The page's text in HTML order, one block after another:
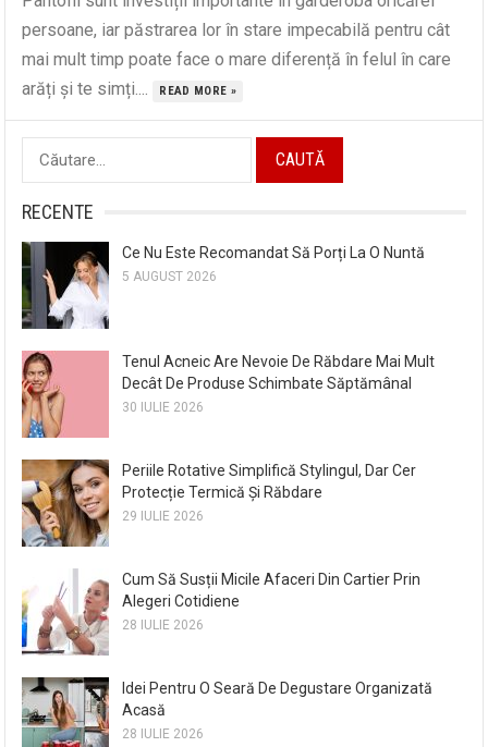
persoane, iar păstrarea lor în stare impecabilă pentru cât
mai mult timp poate face o mare diferență în felul în care
arăți și te simți....
READ MORE »
Caută
după:
RECENTE
Ce Nu Este Recomandat Să Porți La O Nuntă
5 AUGUST 2026
Tenul Acneic Are Nevoie De Răbdare Mai Mult
Decât De Produse Schimbate Săptămânal
30 IULIE 2026
Periile Rotative Simplifică Stylingul, Dar Cer
Protecție Termică Și Răbdare
29 IULIE 2026
Cum Să Susții Micile Afaceri Din Cartier Prin
Alegeri Cotidiene
28 IULIE 2026
Idei Pentru O Seară De Degustare Organizată
Acasă
28 IULIE 2026